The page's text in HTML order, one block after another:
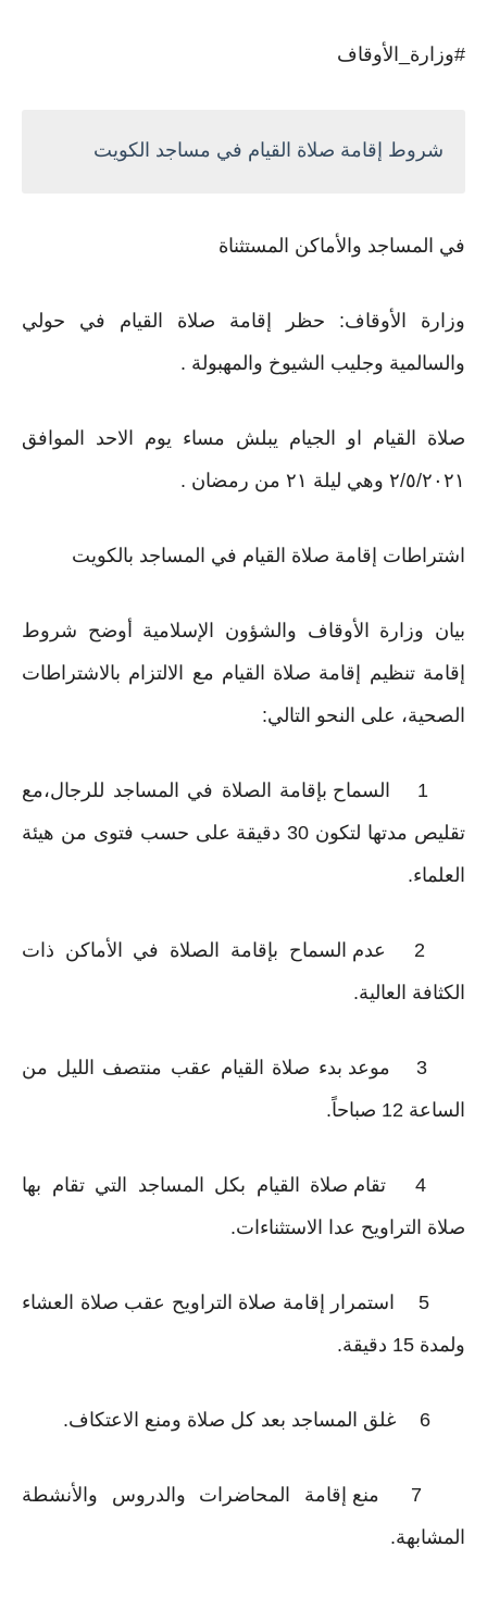
‏⁧‫#وزارة_الأوقاف‬⁩
شروط إقامة صلاة القيام في مساجد الكويت
‏في المساجد والأماكن المستثناة
‫وزارة الأوقاف: حظر إقامة صلاة القيام في حولي
والسالمية وجليب الشيوخ والمهبولة‬ .
صلاة القيام او الجيام يبلش مساء يوم الاحد الموافق
٢/٥/٢٠٢١ وهي ليلة ٢١ من رمضان .
اشتراطات إقامة صلاة القيام في المساجد بالكويت
بيان وزارة الأوقاف والشؤون الإسلامية أوضح شروط
إقامة تنظيم إقامة صلاة القيام مع الالتزام بالاشتراطات
الصحية، على النحو التالي:
1
السماح بإقامة الصلاة في المساجد للرجال،مع
تقليص مدتها لتكون 30 دقيقة على حسب فتوى من هيئة
العلماء.
2
عدم السماح بإقامة الصلاة في الأماكن ذات
الكثافة العالية.
3
موعد بدء صلاة القيام عقب منتصف الليل من
الساعة 12 صباحاً.
4
تقام صلاة القيام بكل المساجد التي تقام بها
صلاة التراويح عدا الاستثناءات.
5
استمرار إقامة صلاة التراويح عقب صلاة العشاء
ولمدة 15 دقيقة.
6 غلق المساجد بعد كل صلاة ومنع الاعتكاف.
7
منع إقامة المحاضرات والدروس والأنشطة
المشابهة.